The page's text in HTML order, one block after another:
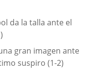
da la talla ante el
gran imagen ante
suspiro (1-2)